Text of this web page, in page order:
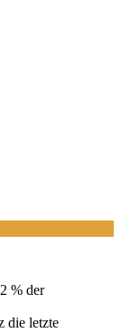
% der
die letzte